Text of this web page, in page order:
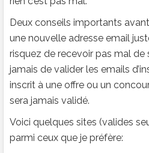
Deux conseils importants
une nouvelle adresse email
risquez de recevoir pas mal de
jamais de valider les emails
inscrit à une offre ou un
sera jamais validé.
Voici quelques sites (valides
parmi ceux que je préfère: